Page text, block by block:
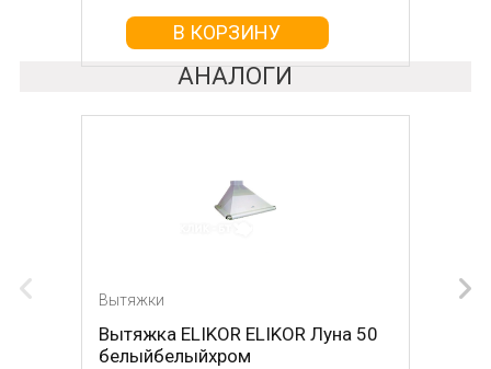
В КОРЗИНУ
АНАЛОГИ
Вытяжки
Вытяжка ELIKOR ELIKOR Луна 50
белыйбелыйхром
Вытяжки
Вытяжка под шкаф Oasis PD-60W
(М)